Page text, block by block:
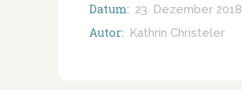
Datum: 23. Dezember 2018
Autor: Kathrin Christeler